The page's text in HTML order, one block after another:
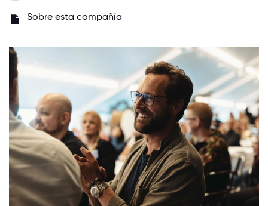
Sobre esta compañía